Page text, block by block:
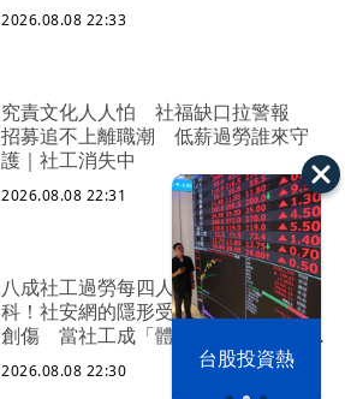
台股投資熱
2026.08.08 22:33
究責文化人人怕 社福缺口拉警報
招募追不上離職潮 低薪過勞誰來守
護｜社工消失中
2026.08.08 22:31
八成社工過勞每四人有一人求助身心
科！社安網的隱形受災戶 集體心理
創傷 當社工成「體制代罪羊」 防
禦性社工不敢多做無奈趨勢？耗竭殆
盡下的社安網危機｜社工消失中
2026.08.08 22:30